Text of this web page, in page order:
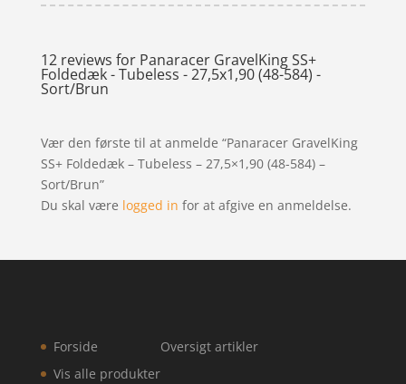
12 reviews for Panaracer GravelKing SS+
Foldedæk - Tubeless - 27,5x1,90 (48-584) -
Sort/Brun
Vær den første til at anmelde “Panaracer GravelKing
SS+ Foldedæk – Tubeless – 27,5×1,90 (48-584) –
Sort/Brun”
Du skal være logged in for at afgive en anmeldelse.
Forside
Vis alle produkter
Oversigt artikler